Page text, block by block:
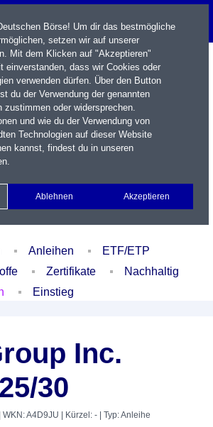
Watchlist Portfolio Login
Anleihen
ETF/ETP
Zertifikate
Nachhaltig
Einstieg
Inc.
30
| WKN: A4D9JU | Kürzel: - | Typ: Anleihe
Börse! Um dir das bestmögliche
setzen wir auf unserer
Mit dem Klicken auf "Akzeptieren"
einverstanden, dass wir Cookies oder
verwenden dürfen. Über den Button
du der Verwendung der genannten
zustimmen oder widersprechen.
und wie du der Verwendung von
Technologien auf dieser Website
kannst, findest du in unseren
.
Ablehnen Akzeptieren